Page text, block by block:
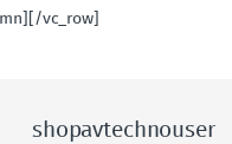
vc_row]
shopavtechnouser